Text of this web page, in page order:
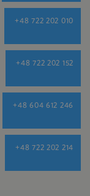
+48 722 202 010
+48 722 202 152
+48 604 612 246
+48 722 202 214